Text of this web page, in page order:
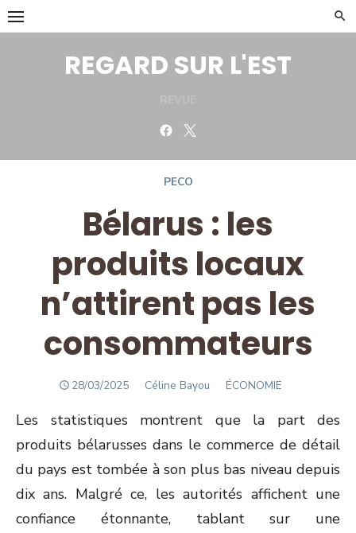
Skip
to
REGARD SUR L'EST
Facebook
PECO
Bélarus : les
produits locaux
n’attirent pas les
consommateurs
POSTED
28/03/2025 Author
Céline Bayou ÉCONOMIE
Les statistiques montrent que la part des
produits bélarusses dans le commerce de détail
du pays est tombée à son plus bas niveau depuis
dix ans. Malgré ce, les autorités affichent une
confiance étonnante, tablant sur une